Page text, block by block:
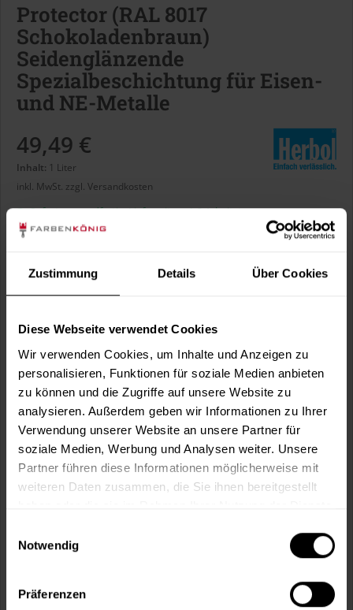
Zustimmung Details Über Cookies
Diese Webseite verwendet Cookies
Wir verwenden Cookies, um Inhalte und Anzeigen zu
personalisieren, Funktionen für soziale Medien anbieten
zu können und die Zugriffe auf unsere Website zu
analysieren. Außerdem geben wir Informationen zu Ihrer
Verwendung unserer Website an unsere Partner für
soziale Medien, Werbung und Analysen weiter. Unsere
Partner führen diese Informationen möglicherweise mit
weiteren Daten zusammen, die Sie ihnen bereitgestellt
Notwendig
Präferenzen
Protector (RAL 8017
Schokoladenbraun)
Seidenglänzende
Spezialbeschichtung für Eisen-
und NE-Metalle
49,49 €
Inhalt: 1 Liter
inkl. MwSt. zzgl. Versandkosten
Sofort versandfertig, Lieferzeit ca. 1-3 Arbeitstage
Liter:
Wie viele m² wollen Sie bearbeiten?
m²
In den Warenkorb
Artikel-Nr.: